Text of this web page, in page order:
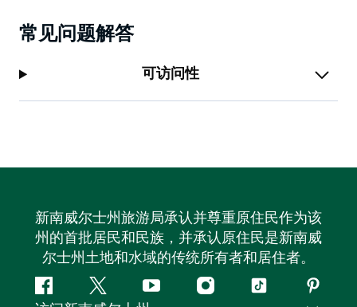
常见问题解答
可访问性
新南威尔士州旅游局承认并尊重原住民作为该
州的首批居民和民族，并承认原住民是新南威
尔士州土地和水域的传统所有者和居住者。
Facebook叽
YouTubeInstagram
抖